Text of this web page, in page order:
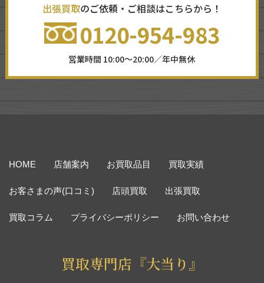
出張買取のご依頼・ご相談はこちらから！
0120-954-983
営業時間 10:00～20:00／年中無休
HOME 店舗案内 お買取品目 買取実績
お客さまの声(口コミ) 店頭買取 出張買取
買取コラム プライバシーポリシー お問い合わせ
買取専門店『大当り』